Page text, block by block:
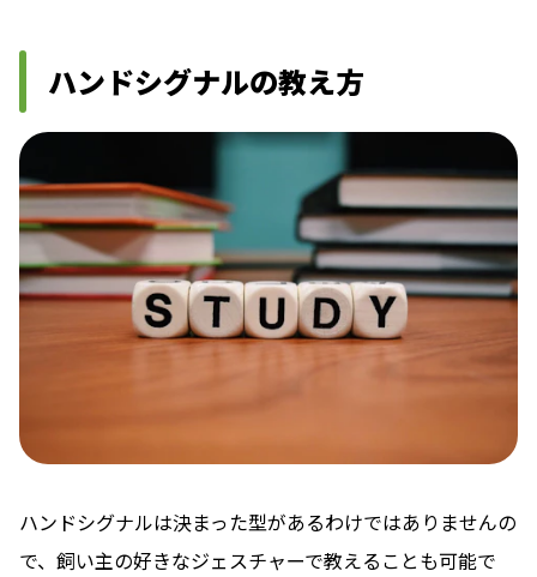
ハンドシグナルの教え方
ハンドシグナルは決まった型があるわけではありませんの
で、飼い主の好きなジェスチャーで教えることも可能で